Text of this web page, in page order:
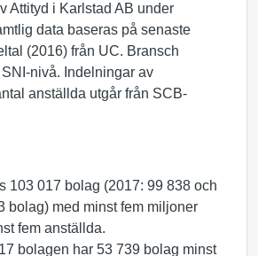
Attityd i Karlstad AB under
data baseras på senaste
(2016) från UC. Bransch
nivå. Indelningar av
anställda utgår från SCB-
103 017 bolag (2017: 99 838 och
bolag) med minst fem miljoner
fem anställda.
bolagen har 53 739 bolag minst